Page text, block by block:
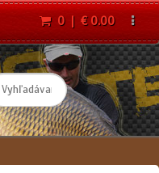
0 | € 0.00